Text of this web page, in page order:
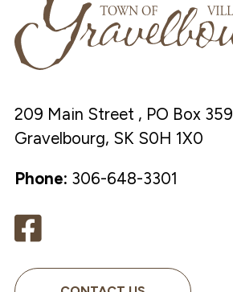
209 Main Street , PO Box 359
Gravelbourg, SK S0H 1X0
Phone: 306-648-3301